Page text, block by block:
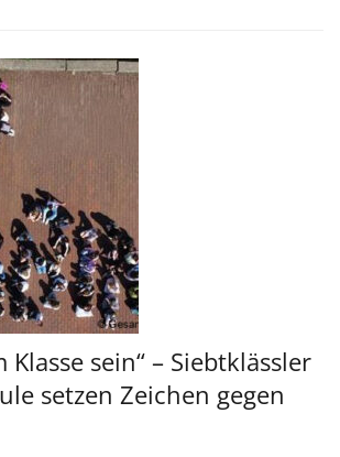
Klasse sein“ – Siebtklässler
setzen Zeichen gegen